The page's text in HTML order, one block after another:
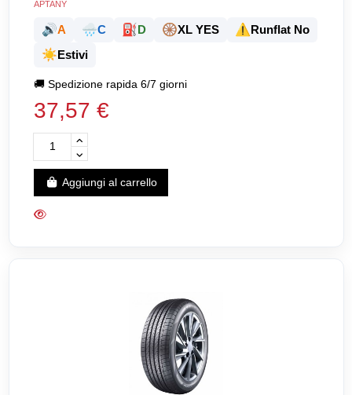
APTANY
🔊A 🌧️C ⛽D 🛞XL YES ⚠️Runflat No
☀️Estivi
🚚Spedizione rapida 6/7 giorni
37,57 €
Aggiungi al carrello